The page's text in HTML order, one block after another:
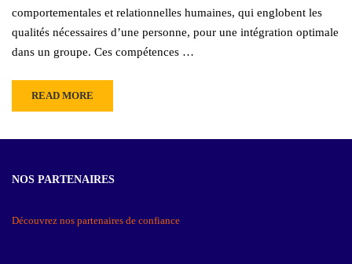
comportementales et relationnelles humaines, qui englobent les
qualités nécessaires d’une personne, pour une intégration optimale
dans un groupe. Ces compétences …
READ MORE
NOS PARTENAIRES
Découvrez nos partenaires de confiance